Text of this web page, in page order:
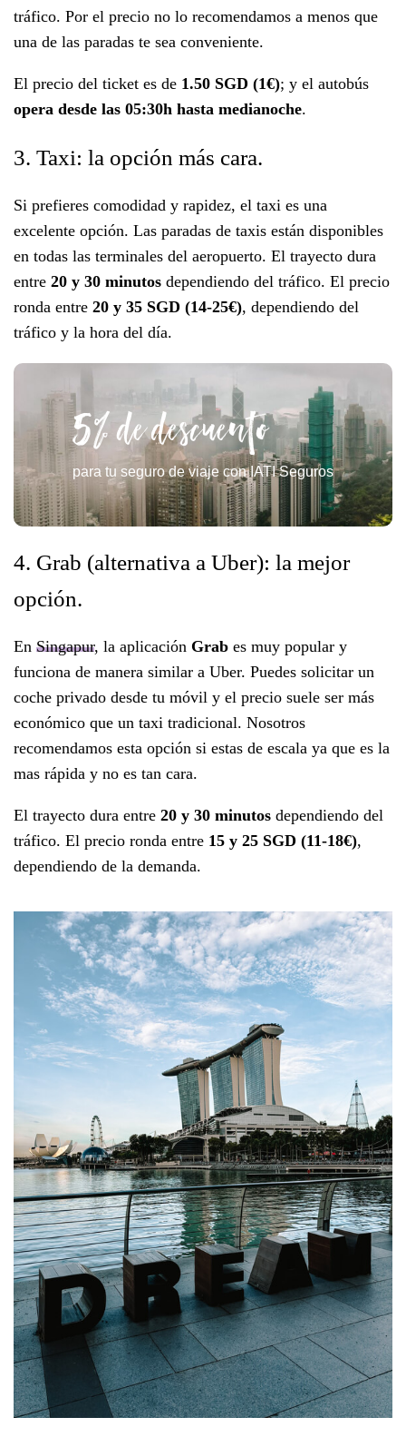
tráfico. Por el precio no lo recomendamos a menos que
una de las paradas te sea conveniente.
El precio del ticket es de 1.50 SGD (1€); y el autobús
opera desde las 05:30h hasta medianoche.
3. Taxi: la opción más cara.
Si prefieres comodidad y rapidez, el taxi es una
excelente opción. Las paradas de taxis están disponibles
en todas las terminales del aeropuerto. El trayecto dura
entre 20 y 30 minutos dependiendo del tráfico. El precio
ronda entre 20 y 35 SGD (14-25€), dependiendo del
tráfico y la hora del día.
5% de descuento
para tu seguro de viaje con IATI Seguros
4. Grab (alternativa a Uber): la mejor
opción.
En Singapur, la aplicación Grab es muy popular y
funciona de manera similar a Uber. Puedes solicitar un
coche privado desde tu móvil y el precio suele ser más
económico que un taxi tradicional. Nosotros
recomendamos esta opción si estas de escala ya que es la
mas rápida y no es tan cara.
El trayecto dura entre 20 y 30 minutos dependiendo del
tráfico. El precio ronda entre 15 y 25 SGD (11-18€),
dependiendo de la demanda.